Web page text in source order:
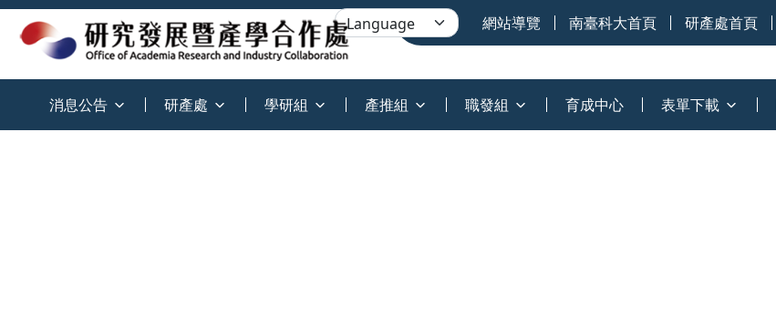
網站導覽 南臺科大首頁 研產處首頁
消息公告 研產處 學研組 產推組 職發組 育成中心 表單下載